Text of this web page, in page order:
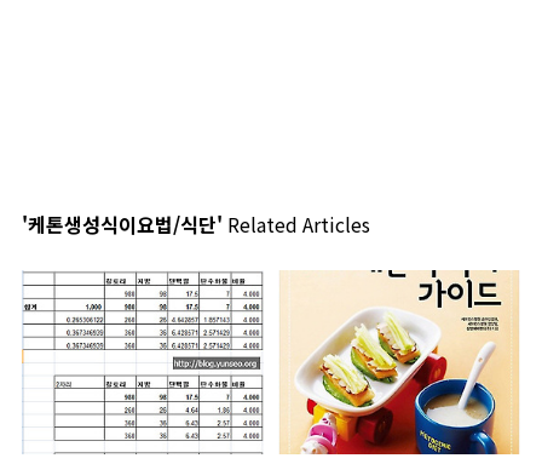
'케톤생성식이요법/식단' Related Articles